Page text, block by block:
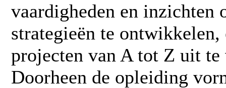
vaardigheden en inzichten
strategieën te ontwikkelen,
projecten van A tot Z uit te
Doorheen de opleiding